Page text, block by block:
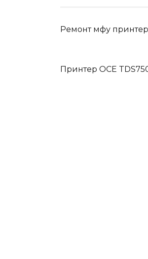
Ремонт мфу
Принтер OCE